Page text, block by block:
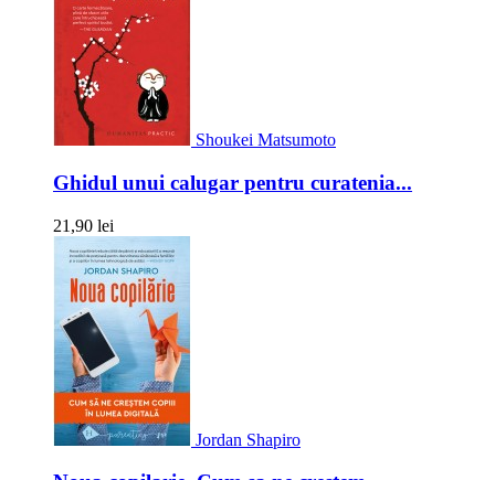
Shoukei Matsumoto
Ghidul unui calugar pentru curatenia...
21,90 lei
Jordan Shapiro